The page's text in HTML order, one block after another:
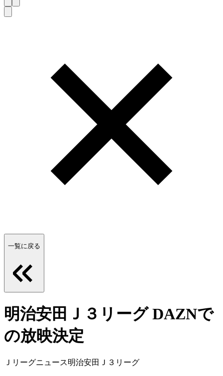
一覧に戻る
明治安田Ｊ３リーグ DAZNで
の放映決定
Ｊリーグニュース明治安田Ｊ３リーグ